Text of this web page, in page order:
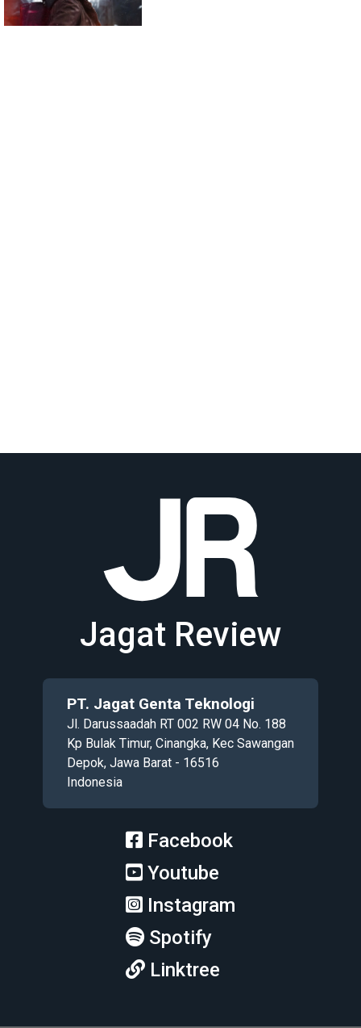
Jagat Review
PT. Jagat Genta Teknologi
Jl. Darussaadah RT 002 RW 04 No. 188
Kp Bulak Timur, Cinangka, Kec Sawangan
Depok, Jawa Barat - 16516
Indonesia
Facebook
Youtube
Instagram
Spotify
Linktree